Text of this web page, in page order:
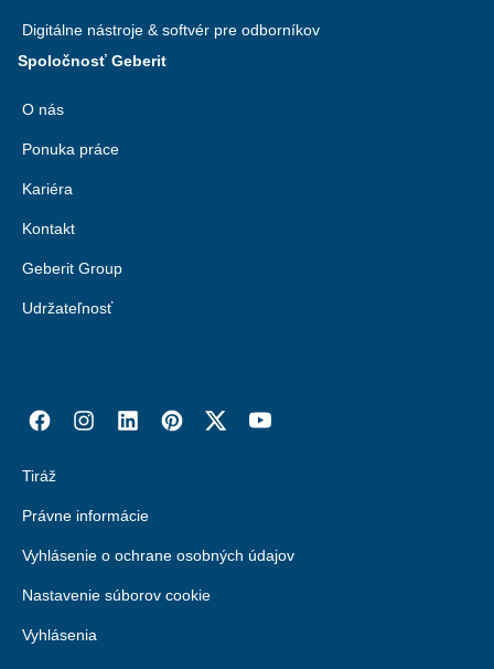
Digitálne nástroje & softvér pre odborníkov
Spoločnosť Geberit
O nás
Ponuka práce
Kariéra
Kontakt
Geberit Group
Udržateľnosť
Tiráž
Právne informácie
Vyhlásenie o ochrane osobných údajov
Nastavenie súborov cookie
Vyhlásenia